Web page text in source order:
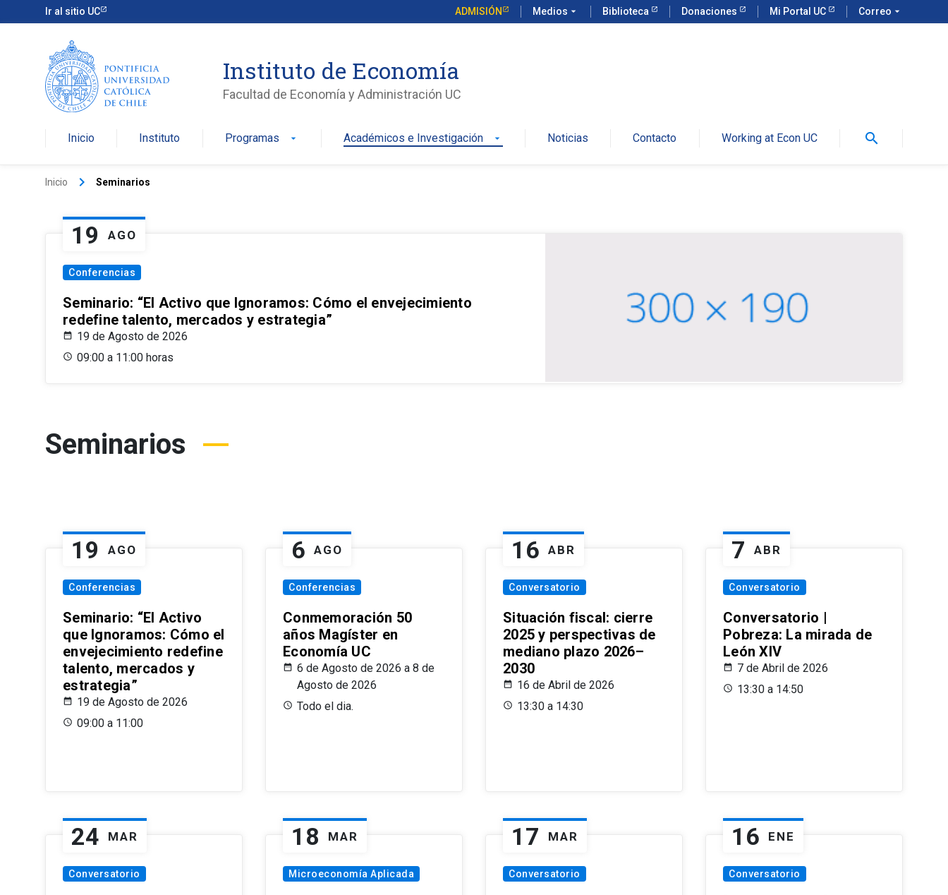
Ir al sitio UC ADMISIÓN Medios arrow_drop_down Biblioteca Donaciones Mi Portal UC Correo arrow_drop_down
Instituto de Economía
Facultad de Economía y Administración UC
Inicio Instituto Programas arrow_drop_down Académicos e Investigación arrow_drop_down Noticias Contacto Working at Econ UC search
Inicio keyboard_arrow_right Seminarios
19 AGO
Conferencias
Seminario: “El Activo que Ignoramos: Cómo el envejecimiento
redefine talento, mercados y estrategia”
19 de Agosto de 2026
09:00 a 11:00 horas
Seminarios
19 AGO
Conferencias
Seminario: “El Activo
que Ignoramos: Cómo el
envejecimiento redefine
talento, mercados y
estrategia”
19 de Agosto de 2026
09:00 a 11:00
6 AGO
Conferencias
Conmemoración 50
años Magíster en
Economía UC
6 de Agosto de 2026 a 8 de
Agosto de 2026
Todo el dia.
16 ABR
Conversatorio
Situación fiscal: cierre
2025 y perspectivas de
mediano plazo 2026–
2030
16 de Abril de 2026
13:30 a 14:30
7 ABR
Conversatorio
Conversatorio |
Pobreza: La mirada de
León XIV
7 de Abril de 2026
13:30 a 14:50
24 MAR
Conversatorio
18 MAR
Microeconomía Aplicada
17 MAR
Conversatorio
16 ENE
Conversatorio